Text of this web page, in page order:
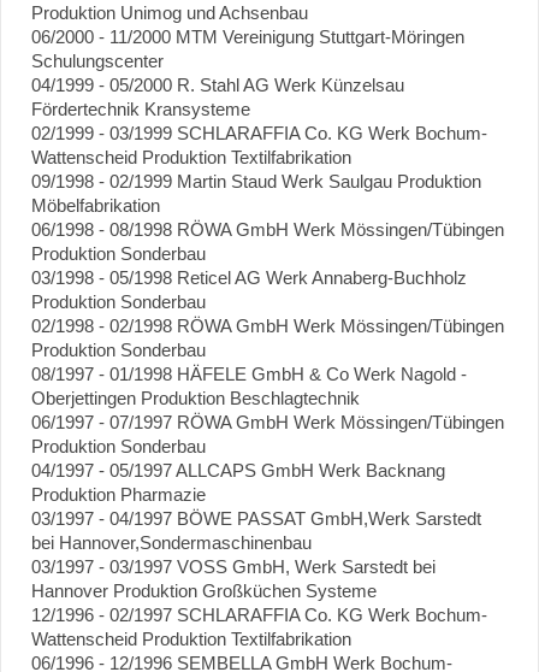
Produktion Unimog und Achsenbau
06/2000 - 11/2000 MTM Vereinigung Stuttgart-Möringen
Schulungscenter
04/1999 - 05/2000 R. Stahl AG Werk Künzelsau
Fördertechnik Kransysteme
02/1999 - 03/1999 SCHLARAFFIA Co. KG Werk Bochum-
Wattenscheid Produktion Textilfabrikation
09/1998 - 02/1999 Martin Staud Werk Saulgau Produktion
Möbelfabrikation
06/1998 - 08/1998 RÖWA GmbH Werk Mössingen/Tübingen
Produktion Sonderbau
03/1998 - 05/1998 Reticel AG Werk Annaberg-Buchholz
Produktion Sonderbau
02/1998 - 02/1998 RÖWA GmbH Werk Mössingen/Tübingen
Produktion Sonderbau
08/1997 - 01/1998 HÄFELE GmbH & Co Werk Nagold -
Oberjettingen Produktion Beschlagtechnik
06/1997 - 07/1997 RÖWA GmbH Werk Mössingen/Tübingen
Produktion Sonderbau
04/1997 - 05/1997 ALLCAPS GmbH Werk Backnang
Produktion Pharmazie
03/1997 - 04/1997 BÖWE PASSAT GmbH,Werk Sarstedt
bei Hannover,Sondermaschinenbau
03/1997 - 03/1997 VOSS GmbH, Werk Sarstedt bei
Hannover Produktion Großküchen Systeme
12/1996 - 02/1997 SCHLARAFFIA Co. KG Werk Bochum-
Wattenscheid Produktion Textilfabrikation
06/1996 - 12/1996 SEMBELLA GmbH Werk Bochum-